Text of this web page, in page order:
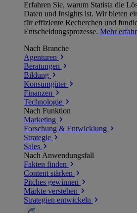
Erfahren Sie, warum Statista die
Daten und Insights ist. Wir bieten
für effiziente Recherchen und
Entscheidungsprozesse. Mehr
Nach Branche
Agenturen
Beratungen
Bildung
Konsumgüter
Finanzen
Technologie
Nach Funktion
Marketing
Forschung & Entwicklung
Strategie
Sales
Nach Anwendungsfall
Fakten finden
Content stärken
Pitches gewinnen
Märkte verstehen
Strategien entwickeln